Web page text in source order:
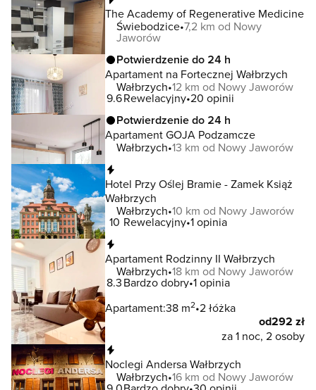
The Academy of Regenerative Medicine
Świebodzice 7,2 km od Nowy
Jaworów
Potwierdzenie do 24 h
Apartament na Fortecznej Wałbrzych
Wałbrzych 12 km od Nowy Jaworów
9.6Rewelacyjny 20 opinii
Potwierdzenie do 24 h
Apartament GOJA Podzamcze
Wałbrzych 13 km od Nowy Jaworów
Hotel Przy Oślej Bramie - Zamek Książ
Wałbrzych
Wałbrzych 10 km od Nowy Jaworów
10 Rewelacyjny 1 opinia
Apartament Rodzinny II Wałbrzych
Wałbrzych 18 km od Nowy Jaworów
8.3Bardzo dobry 1 opinia
Apartament:38 m2 2 łóżka
od292 zł
za 1 noc, 2 osoby
Noclegi Andersa Wałbrzych
Wałbrzych 16 km od Nowy Jaworów